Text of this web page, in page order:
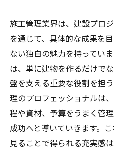
施工管理業界は、建設プロ
を通じて、具体的な成果を
ない独自の魅力を持ってい
は、単に建物を作るだけで
盤を支える重要な役割を担
理のプロフェッショナルは
程や資材、予算をうまく管
成功へと導いていきます。
見ることで得られる充実感